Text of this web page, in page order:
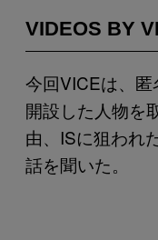
VIDEOS BY
今回VICEは、
開設した人物を
由、ISに狙われ
話を聞いた。